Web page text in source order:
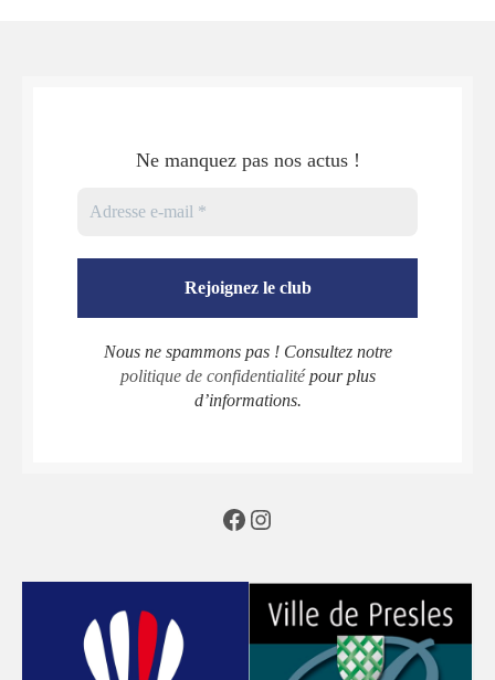
Ne manquez pas nos actus !
Nous ne spammons pas ! Consultez notre
politique de confidentialitépour plus
d’informations.
Facebook
Instagram